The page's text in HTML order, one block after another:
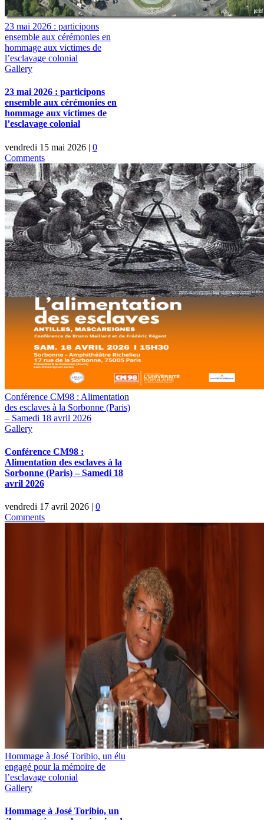
23 mai 2026 : participons
ensemble aux cérémonies en
hommage aux victimes de
l’esclavage colonial
Gallery
23 mai 2026 : participons
ensemble aux cérémonies en
hommage aux victimes de
l’esclavage colonial
vendredi 15 mai 2026 | 0
Comments
Conférence CM98 : Alimentation
des esclaves à la Sorbonne (Paris)
– Samedi 18 avril 2026
Gallery
Conférence CM98 :
Alimentation des esclaves à la
Sorbonne (Paris) – Samedi 18
avril 2026
vendredi 17 avril 2026 | 0
Comments
Hommage à José Toribio, un élu
engagé pour la mémoire de
l’esclavage colonial
Gallery
Hommage à José Toribio, un